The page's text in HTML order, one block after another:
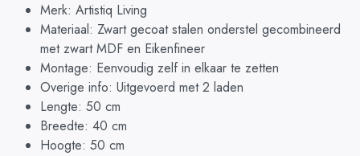
Merk: Artistiq Living
Materiaal: Zwart gecoat stalen onderstel gecombineerd
met zwart MDF en Eikenfineer
Montage: Eenvoudig zelf in elkaar te zetten
Overige info: Uitgevoerd met 2 laden
Lengte: 50 cm
Breedte: 40 cm
Hoogte: 50 cm